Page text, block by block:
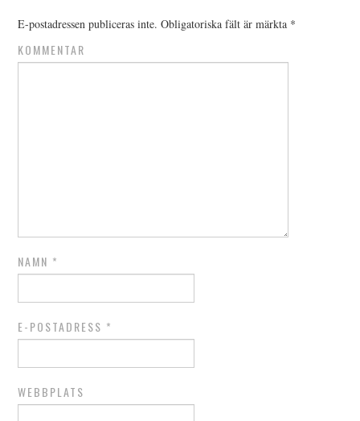
E-postadressen publiceras inte. Obligatoriska fält är märkta *
KOMMENTAR
NAMN *
E-POSTADRESS *
WEBBPLATS